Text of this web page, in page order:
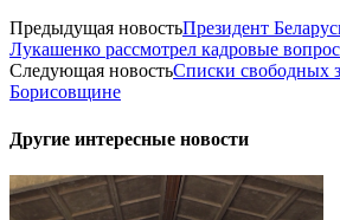
Предыдущая новостьПрезидент
Лукашенко рассмотрел кадровые
Следующая новостьСписки свободных
Борисовщине
Другие интересные новости